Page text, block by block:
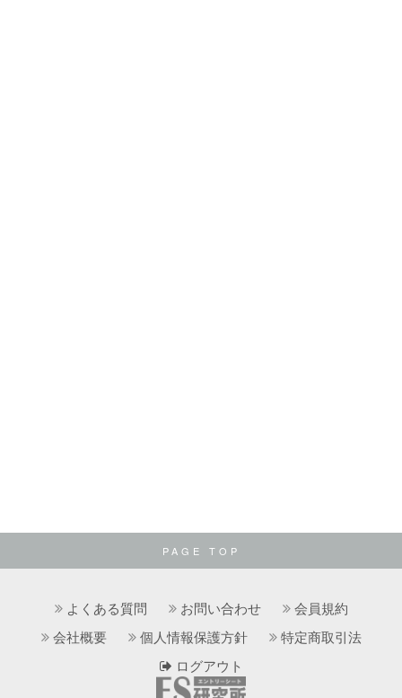
PAGE TOP
よくある質問 お問い合わせ
会員規約
会社概要
個人情報保護方針
特定商取引法
ログアウト